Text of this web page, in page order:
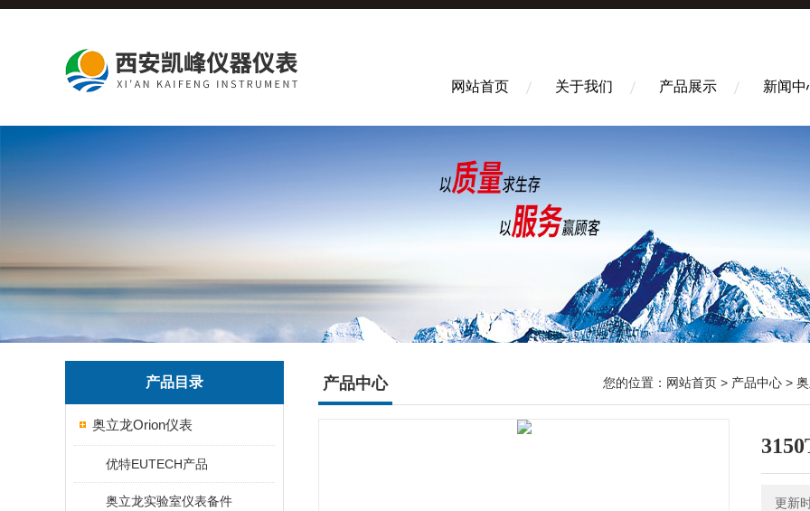
网站首页 关于我们 产品展示 新闻中
产品目录
奥立龙Orion仪表
优特EUTECH产品
奥立龙实验室仪表备件
产品中心 您的位置： 网站首页 > 产品中心 >
更新